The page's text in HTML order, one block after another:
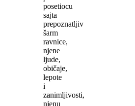
posetiocu
sajta
prepoznatljiv
šarm
ravnice,
njene
ljude,
običaje,
lepote
i
zanimljivosti,
njenu